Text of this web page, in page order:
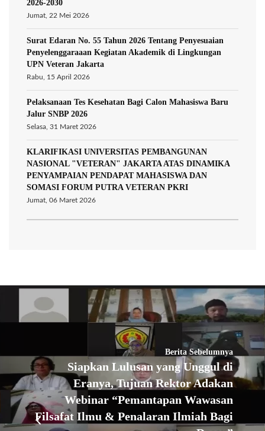
2026-2030
Jumat, 22 Mei 2026
Surat Edaran No. 55 Tahun 2026 Tentang Penyesuaian
Penyelenggaraaan Kegiatan Akademik di Lingkungan
UPN Veteran Jakarta
Rabu, 15 April 2026
Pelaksanaan Tes Kesehatan Bagi Calon Mahasiswa Baru
Jalur SNBP 2026
Selasa, 31 Maret 2026
KLARIFIKASI UNIVERSITAS PEMBANGUNAN
NASIONAL "VETERAN" JAKARTA ATAS DINAMIKA
PENYAMPAIAN PENDAPAT MAHASISWA DAN
SOMASI FORUM PUTRA VETERAN PKRI
Jumat, 06 Maret 2026
Berita Sebelumnya
Siapkan Lulusan yang Unggul di
Eranya, Tujuan Rektor Adakan
Webinar “Pemantapan Wawasan
Filsafat Ilmu & Penalaran Ilmiah Bagi